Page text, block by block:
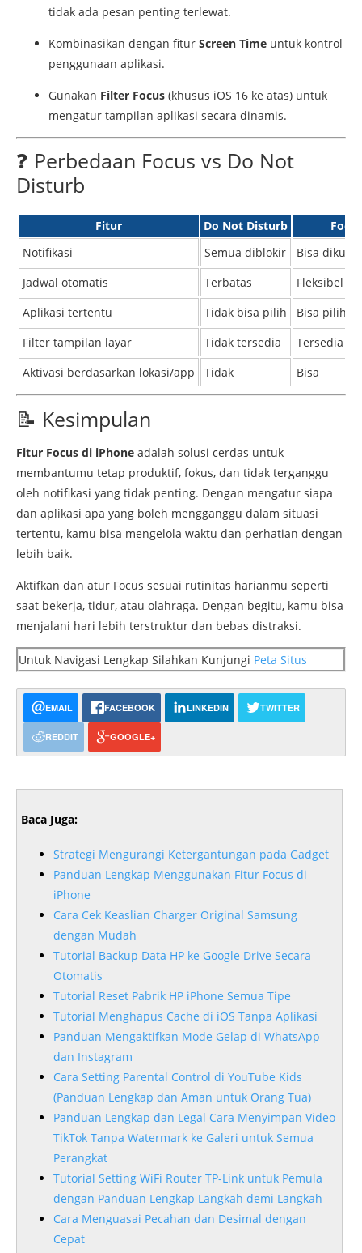
tidak ada pesan penting terlewat.
Kombinasikan dengan fitur Screen Time untuk kontrol
penggunaan aplikasi.
Gunakan Filter Focus (khusus iOS 16 ke atas) untuk
mengatur tampilan aplikasi secara dinamis.
❓ Perbedaan Focus vs Do Not
Disturb
Fitur Do Not Disturb
Focus
Notifikasi
Semua diblokir
Bisa
Jadwal otomatis
Terbatas
Fleksibel
Aplikasi tertentu
Tidak bisa pilih
Bisa pilih
Filter tampilan layar
Tidak tersedia
Tersedia
Aktivasi berdasarkan lokasi/app
Tidak Bisa
📝 Kesimpulan
Fitur Focus di iPhone adalah solusi cerdas untuk
membantumu tetap produktif, fokus, dan tidak terganggu
oleh notifikasi yang tidak penting. Dengan mengatur siapa
dan aplikasi apa yang boleh mengganggu dalam situasi
tertentu, kamu bisa mengelola waktu dan perhatian dengan
lebih baik.
Aktifkan dan atur Focus sesuai rutinitas harianmu seperti
saat bekerja, tidur, atau olahraga. Dengan begitu, kamu bisa
menjalani hari lebih terstruktur dan bebas distraksi.
Untuk Navigasi Lengkap Silahkan Kunjungi Peta Situs
EMAIL FACEBOOK LINKEDIN TWITTER
REDDIT GOOGLE+
Baca Juga:
Strategi Mengurangi Ketergantungan pada Gadget
Panduan Lengkap Menggunakan Fitur Focus di
iPhone
Cara Cek Keaslian Charger Original Samsung
dengan Mudah
Tutorial Backup Data HP ke Google Drive Secara
Otomatis
Tutorial Reset Pabrik HP iPhone Semua Tipe
Tutorial Menghapus Cache di iOS Tanpa Aplikasi
Panduan Mengaktifkan Mode Gelap di WhatsApp
dan Instagram
Cara Setting Parental Control di YouTube Kids
(Panduan Lengkap dan Aman untuk Orang Tua)
Panduan Lengkap dan Legal Cara Menyimpan Video
TikTok Tanpa Watermark ke Galeri untuk Semua
Perangkat
Tutorial Setting WiFi Router TP-Link untuk Pemula
dengan Panduan Lengkap Langkah demi Langkah
Cara Menguasai Pecahan dan Desimal dengan
Cepat